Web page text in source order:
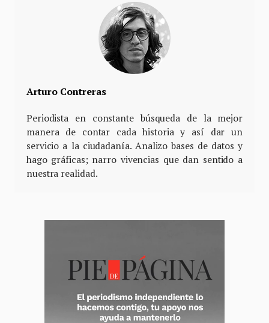
Arturo Contreras
Periodista en constante búsqueda de la mejor
manera de contar cada historia y así dar un
servicio a la ciudadanía. Analizo bases de datos y
hago gráficas; narro vivencias que dan sentido a
nuestra realidad.